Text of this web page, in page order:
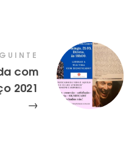
com
2021
→